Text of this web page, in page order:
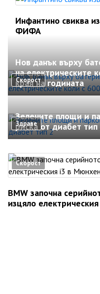
Инфантино свиква
ФИФА
Скорост
Нов данък върху
на електрическите
края на годината
Здраве
Зелените площи и
риска от диабет тип
Скорост
BMW започна
изцяло